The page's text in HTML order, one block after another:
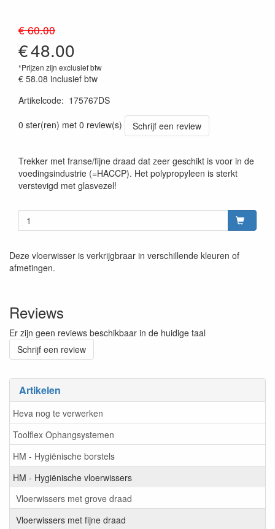
Artikelen
Heva nog te verwerken
Toolflex Ophangsystemen
HM - Hygiënische borstels
HM - Hygiënische vloerwissers
Vloerwissers met grove draad
Vloerwissers met fijne draad
€ 60.00
€48.00
*Prijzen zijn exclusief btw
€ 58.08 inclusief btw
Artikelcode: 175767DS
0 ster(ren) met 0 review(s)
Schrijf een review
Trekker met franse/fijne draad dat zeer geschikt is voor in de
voedingsindustrie (=HACCP). Het polypropyleen is sterkt
verstevigd met glasvezel!
Deze vloerwisser is verkrijgbraar in verschillende kleuren of
afmetingen.
Reviews
Er zijn geen reviews beschikbaar in de huidige taal
Schrijf een review